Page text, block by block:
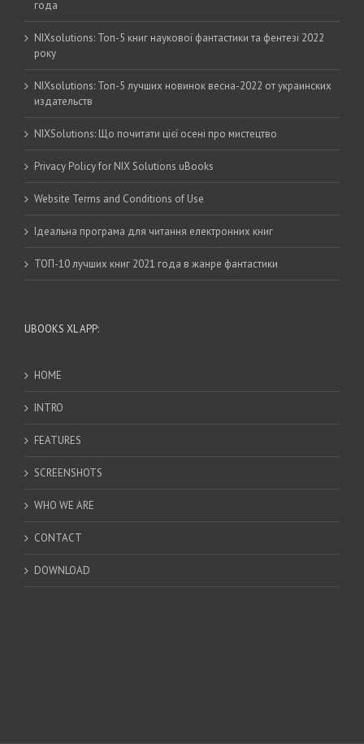
года
NIXsolutions: Топ-5 книг наукової фантастики та фентезі 2022
року
NIXsolutions: Топ-5 лучших новинок весна-2022 от украинских
издательств
NIXSolutions: Що почитати цієї осені про мистецтво
Privacy Policy for NIX Solutions uBooks
Website Terms and Conditions of Use
Ідеальна програма для читання електронних книг
ТОП-10 лучших книг 2021 года в жанре фантастики
UBOOKS XL APP:
HOME
INTRO
FEATURES
SCREENSHOTS
WHO WE ARE
CONTACT
DOWNLOAD